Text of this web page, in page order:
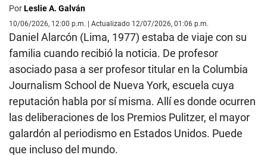
PorLeslie A. Galván
10/06/2026, 12:00 p.m. | Actualizado 12/07/2026, 01:06 p.m.
Daniel Alarcón (Lima, 1977) estaba de viaje con su
familia cuando recibió la noticia. De profesor
asociado pasa a ser profesor titular en la Columbia
Journalism School de Nueva York, escuela cuya
reputación habla por sí misma. Allí es donde ocurren
las deliberaciones de los Premios Pulitzer, el mayor
galardón al periodismo en Estados Unidos. Puede
que incluso del mundo.